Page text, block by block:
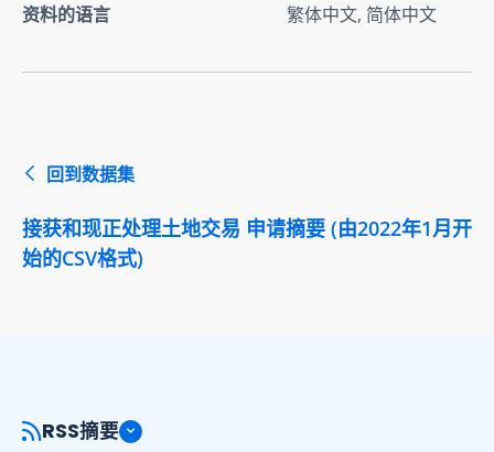
资料的语言
繁体中文, 简体中文
回到数据集
接获和现正处理土地交易 申请摘要 (由2022年1月开
始的CSV格式)
RSS摘要